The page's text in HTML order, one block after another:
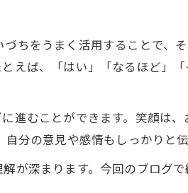
ちをうまく活用することで、
えば、「はい」「なるほど」
進むことができます。笑顔は
分の意見や感情もしっかりと伝
が深まります。今回のブログ